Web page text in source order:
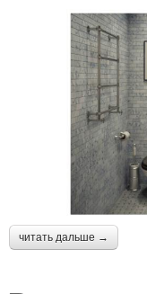
читать дальше →